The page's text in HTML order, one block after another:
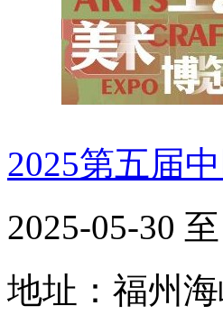
2025第五届
2025-05-30
地址：福州